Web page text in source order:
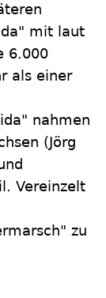
mit laut
6.000
als einer
nahmen
(Jörg
Vereinzelt
zu